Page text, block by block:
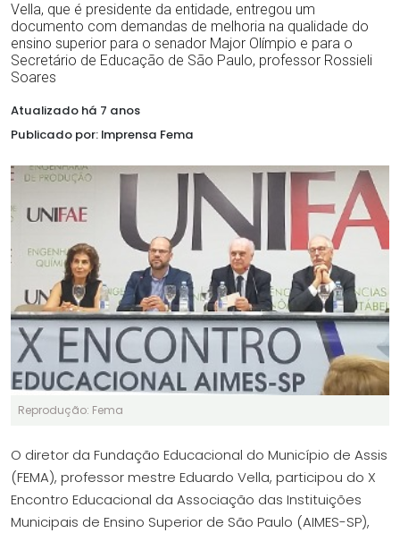
Vella, que é presidente da entidade, entregou um
documento com demandas de melhoria na qualidade do
ensino superior para o senador Major Olímpio e para o
Secretário de Educação de São Paulo, professor Rossieli
Soares
Atualizado há 7 anos
Publicado por: Imprensa Fema
Reprodução: Fema
O diretor da Fundação Educacional do Município de Assis
(FEMA), professor mestre Eduardo Vella, participou do X
Encontro Educacional da Associação das Instituições
Municipais de Ensino Superior de São Paulo (AIMES-SP),